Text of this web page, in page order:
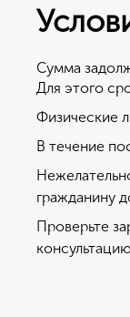
Сумма
Для этого
Физические
В течение
гражданину
Проверьте